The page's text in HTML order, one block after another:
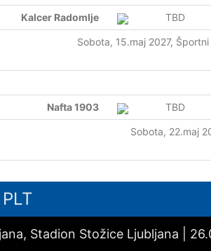
Kalcer Radomlje TBD
Sobota, 15.maj 2027,
Nafta 1903 TBD
Sobota, 22.maj
Stadion Stožice Ljubljana |